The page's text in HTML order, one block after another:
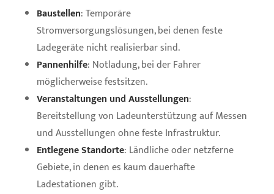
Baustellen: Temporäre
Stromversorgungslösungen, bei denen feste
Ladegeräte nicht realisierbar sind.
Pannenhilfe: Notladung, bei der Fahrer
möglicherweise festsitzen.
Veranstaltungen und Ausstellungen:
Bereitstellung von Ladeunterstützung auf Messen
und Ausstellungen ohne feste Infrastruktur.
Entlegene Standorte: Ländliche oder netzferne
Gebiete, in denen es kaum dauerhafte
Ladestationen gibt.